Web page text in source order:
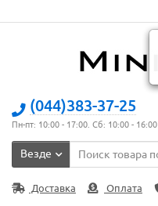
(044)383-37-25
Пн-пт: 10:00 - 17:00. Сб: 10:00 - 16:00
Везде
Доставка Оплата